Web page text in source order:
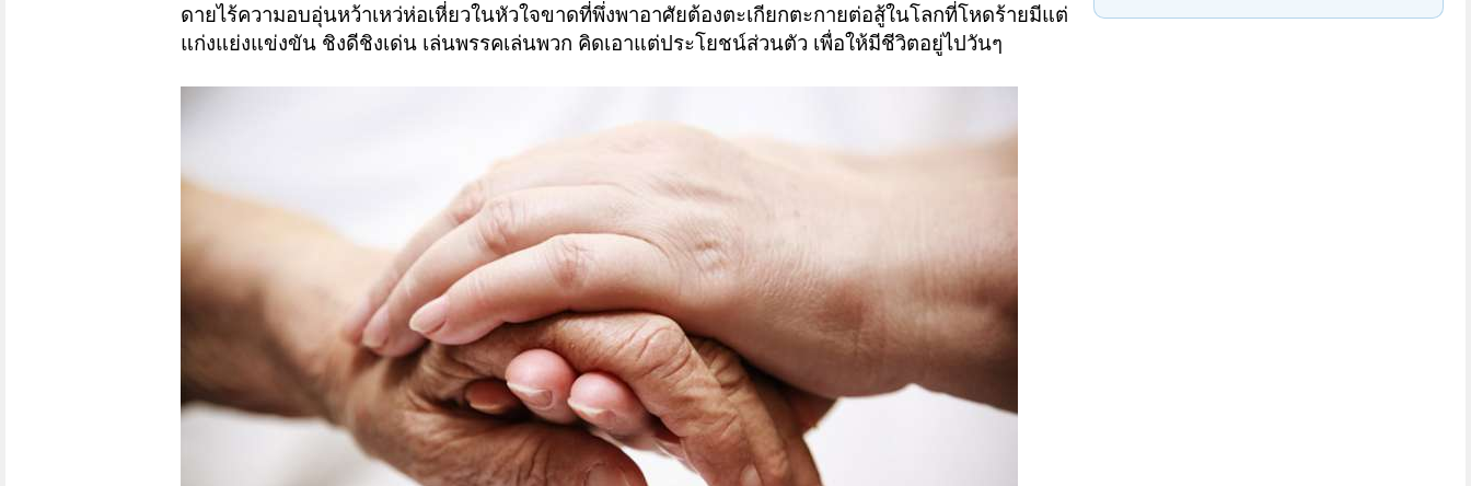
ดายไร้ความอบอุ่นหว้าเหว่ห่อเหี่ยวในหัวใจขาดที่พึ่งพาอาศัยต้องตะเกียกตะกายต่อสู้ในโลกที่โหดร้ายมีแต่
แก่งแย่งแข่งขัน ชิงดีชิงเด่น เล่นพรรคเล่นพวก คิดเอาแต่ประโยชน์ส่วนตัว เพื่อให้มีชีวิตอยู่ไปวันๆ